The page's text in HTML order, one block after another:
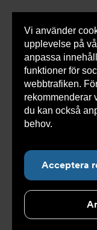
Vi använder
upplevelse på
anpassa
funktioner för
webbtrafiken.
rekommenderar
du kan också
behov.
Acceptera
Du
här:
Armatec >
manövrering
>
pinion
>
Pneumatiskt